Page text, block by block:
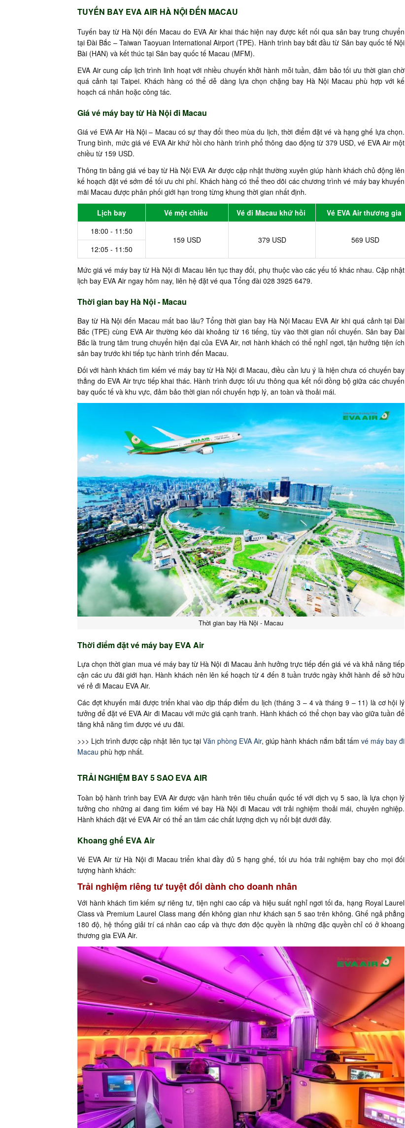
TUYẾN BAY EVA AIR HÀ NỘI ĐẾN MACAU
Tuyến bay từ Hà Nội đến Macau do EVA Air khai thác hiện nay được kết nối qua sân bay trung chuyển
tại Đài Bắc – Taiwan Taoyuan International Airport (TPE). Hành trình bay bắt đầu từ Sân bay quốc tế Nội
Bài (HAN) và kết thúc tại Sân bay quốc tế Macau (MFM).
EVA Air cung cấp lịch trình linh hoạt với nhiều chuyến khởi hành mỗi tuần, đảm bảo tối ưu thời gian chờ
quá cảnh tại Taipei. Khách hàng có thể dễ dàng lựa chọn chặng bay Hà Nội Macau phù hợp với kế
hoạch cá nhân hoặc công tác.
Giá vé máy bay từ Hà Nội đi Macau
Giá vé EVA Air Hà Nội – Macau có sự thay đổi theo mùa du lịch, thời điểm đặt vé và hạng ghế lựa chọn.
Trung bình, mức giá vé EVA Air khứ hồi cho hành trình phổ thông dao động từ 379 USD, vé EVA Air một
chiều từ 159 USD.
Thông tin bảng giá vé bay từ Hà Nội EVA Air được cập nhật thường xuyên giúp hành khách chủ động lên
kế hoạch đặt vé sớm để tối ưu chi phí. Khách hàng có thể theo dõi các chương trình vé máy bay khuyến
mãi Macau được phân phối giới hạn trong từng khung thời gian nhất định.
Lịch bay Vé một chiều Vé đi Macau khứ hồi
Vé EVA Air thương gia
18:00 - 11:50
159 USD
379 USD
569 USD
12:05 - 11:50
Mức giá vé máy bay từ Hà Nội đi Macau liên tục thay đổi, phụ thuộc vào các yếu tố khác nhau. Cập nhật
lịch bay EVA Air ngay hôm nay, liên hệ đặt vé qua Tổng đài 028 3925 6479.
Thời gian bay Hà Nội - Macau
Bay từ Hà Nội đến Macau mất bao lâu? Tổng thời gian bay Hà Nội Macau EVA Air khi quá cảnh tại Đài
Bắc (TPE) cùng EVA Air thường kéo dài khoảng từ 16 tiếng, tùy vào thời gian nối chuyến. Sân bay Đài
Bắc là trung tâm trung chuyển hiện đại của EVA Air, nơi hành khách có thể nghỉ ngơi, tận hưởng tiện ích
sân bay trước khi tiếp tục hành trình đến Macau.
Đối với hành khách tìm kiếm vé máy bay từ Hà Nội đi Macau, điều cần lưu ý là hiện chưa có chuyến bay
thẳng do EVA Air trực tiếp khai thác. Hành trình được tối ưu thông qua kết nối đồng bộ giữa các chuyến
bay quốc tế và khu vực, đảm bảo thời gian nối chuyến hợp lý, an toàn và thoải mái.
Thời gian bay Hà Nội - Macau
Thời điểm đặt vé máy bay EVA Air
Lựa chọn thời gian mua vé máy bay từ Hà Nội đi Macau ảnh hưởng trực tiếp đến giá vé và khả năng tiếp
cận các ưu đãi giới hạn. Hành khách nên lên kế hoạch từ 4 đến 8 tuần trước ngày khởi hành để sở hữu
vé rẻ đi Macau EVA Air.
Các đợt khuyến mãi được triển khai vào dịp thấp điểm du lịch (tháng 3 – 4 và tháng 9 – 11) là cơ hội lý
tưởng để đặt vé EVA Air đi Macau với mức giá cạnh tranh. Hành khách có thể chọn bay vào giữa tuần để
tăng khả năng tìm được vé ưu đãi.
>>> Lịch trình được cập nhật liên tục tại Văn phòng EVA Air, giúp hành khách nắm bắt tấm vé máy bay đi
Macau phù hợp nhất.
TRẢI NGHIỆM BAY 5 SAO EVA AIR
Toàn bộ hành trình bay EVA Air được vận hành trên tiêu chuẩn quốc tế với dịch vụ 5 sao, là lựa chọn lý
tưởng cho những ai đang tìm kiếm vé bay Hà Nội đi Macau với trải nghiệm thoải mái, chuyên nghiệp.
Hành khách đặt vé EVA Air có thể an tâm các chất lượng dịch vụ nổi bật dưới đây.
Khoang ghế EVA Air
Vé EVA Air từ Hà Nội đi Macau triển khai đầy đủ 5 hạng ghế, tối ưu hóa trải nghiệm bay cho mọi đối
tượng hành khách:
Trải nghiệm riêng tư tuyệt đối dành cho doanh nhân
Với hành khách tìm kiếm sự riêng tư, tiện nghi cao cấp và hiệu suất nghỉ ngơi tối đa, hạng Royal Laurel
Class và Premium Laurel Class mang đến không gian như khách sạn 5 sao trên không. Ghế ngả phẳng
180 độ, hệ thống giải trí cá nhân cao cấp và thực đơn độc quyền là những đặc quyền chỉ có ở khoang
thương gia EVA Air.